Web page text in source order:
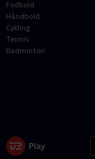
Fodbold
Håndbold
Cykling
Tennis
Badminton